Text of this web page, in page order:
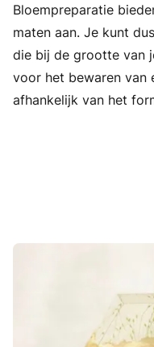
Bloempreparatie
maten aan. Je kunt
die bij de grootte van
voor het bewaren van
afhankelijk van het